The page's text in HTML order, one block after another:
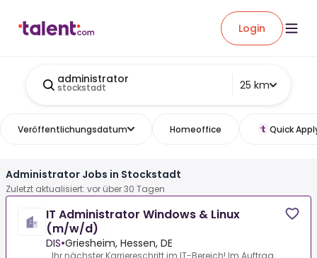
Login
administrator
stockstadt 25 km
Veröffentlichungsdatum Homeoffice Quick
Administrator Jobs in Stockstadt
Zuletzt aktualisiert: vor über 30 Tagen
IT Administrator Windows & Linux
(m/w/d)
DIS•Griesheim, Hessen, DE
Ihr nächster Karriereschritt im IT-Bereich!.Im Auftrag